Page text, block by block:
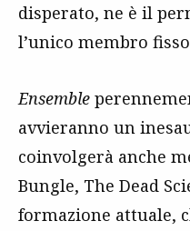
disperato, ne è il
l’unico membro
Ensemble
avvieranno un
coinvolgerà anche
Bungle, The Dead
formazione attuale,